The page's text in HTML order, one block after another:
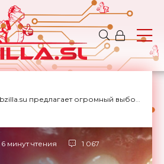
Интернет портал Mobzilla.su предлагает огромный выбор новостей с доставкой на дом.
6 минут чтения 1 067